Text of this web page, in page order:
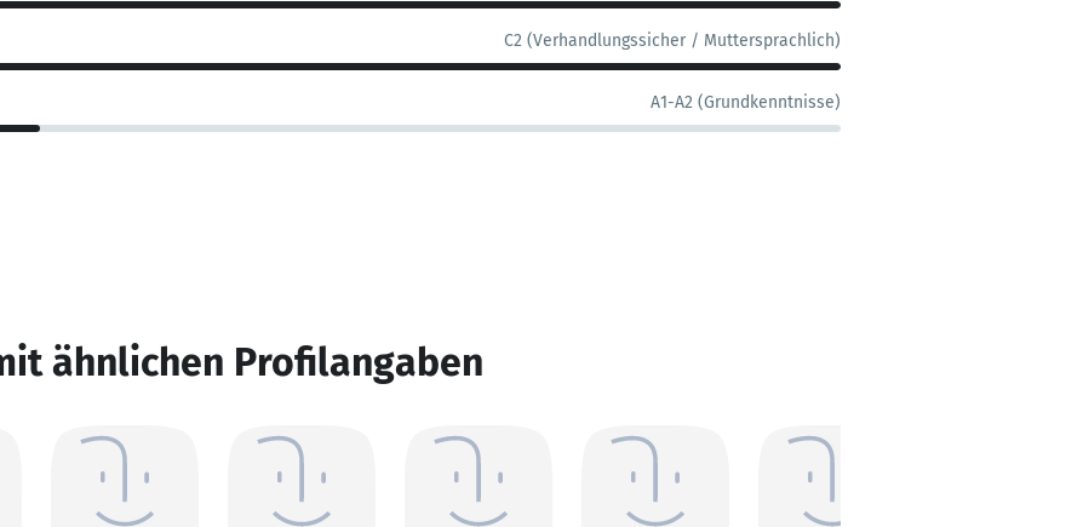
C2 (Verhandlungssicher / Muttersprachlich)
A1-A2 (Grundkenntnisse)
ähnlichen Profilangaben